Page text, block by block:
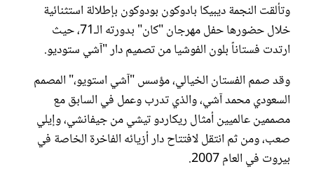
وتألقت النجمة ديبيكا بادوكون بودوكون بإطلالة استثنائية
خلال حضورها حفل مهرجان "كان" بدورته الـ71، حيث
ارتدت فستاناً بلون الفوشيا من تصميم دار "آشي ستوديو.
وقد صمم الفستان الخيالي، مؤسس "آشي استويو،" المصمم
السعودي محمد آشي، والذي تدرب وعمل في السابق مع
مصممين عالميين أمثال ريكاردو تيشي من جيفانشي، وإيلي
صعب، ومن ثم انتقل لافتتاح دار أزيائه الفاخرة الخاصة في
بيروت في العام 2007.